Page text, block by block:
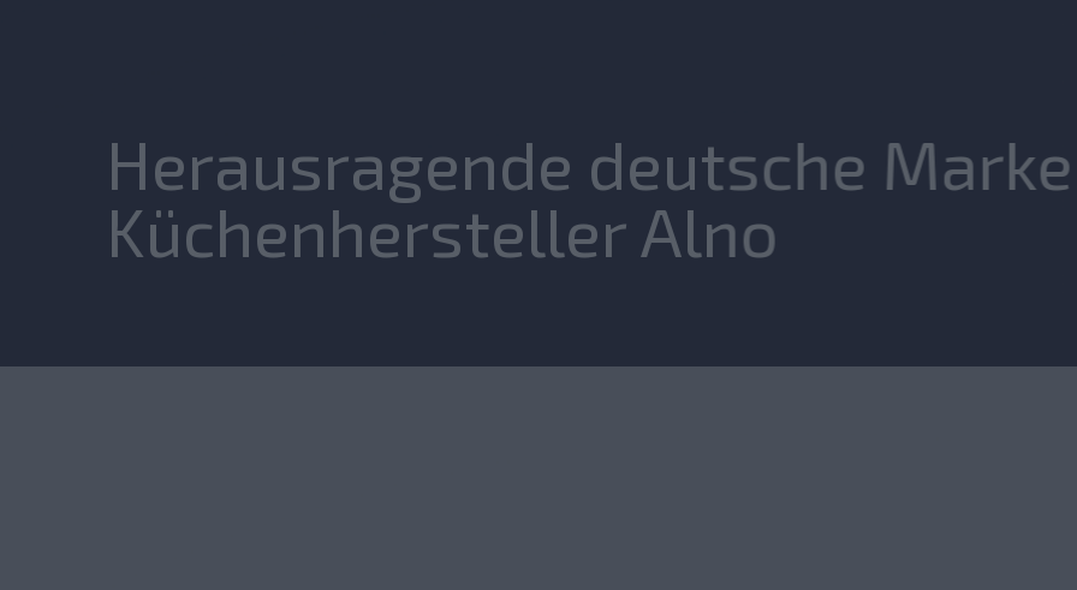
Herausragende deutsche
Küchenhersteller Alno